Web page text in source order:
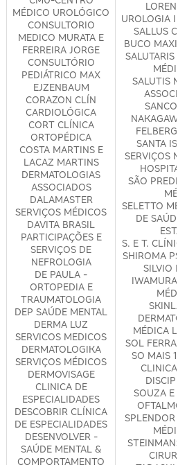
MÉDICO UROLÓGICO
CONSULTORIO
MEDICO MURATA E
FERREIRA JORGE
CONSULTÓRIO
PEDIÁTRICO MAX
EJZENBAUM
CORAZON CLÍN
CARDIOLÓGICA
CORT CLÍNICA
ORTOPÉDICA
COSTA MARTINS E
LACAZ MARTINS
DERMATOLOGIAS
ASSOCIADOS
DALAMASTER
SERVIÇOS MÉDICOS
DAVITA BRASIL
PARTICIPAÇÕES E
SERVIÇOS DE
NEFROLOGIA
DE PAULA -
ORTOPEDIA E
TRAUMATOLOGIA
DEP SAÚDE MENTAL
DERMA LUZ
SERVICOS MEDICOS
DERMATOLOGIKA
SERVIÇOS MÉDICOS
DERMOVISAGE
CLINICA DE
ESPECIALIDADES
DESCOBRIR CLÍNICA
DE ESPECIALIDADES
DESENVOLVER -
SAÚDE MENTAL &
COMPORTAMENTO
UROLOGIA
SALLUS
BUCO
SALUTARIS
SALUTIS
FELBERG
SANTA
SERVIÇOS
SÃO PREDE
MÉD
SELETTO
DE SAÚDE
S. E T.
SHIROMA
SILVIO
IWAMURA
MÉDICA
SOL
SO MAIS 1
CLINICA
SOUZA E
SPLENDOR
STEINMANS